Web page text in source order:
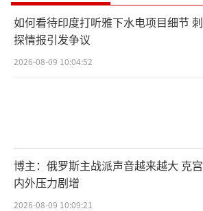
如何看待印度打听雅下水电项目细节 刺
探情报引发争议
2026-08-09 10:04:52
博主：俄罗斯主战派声音越来越大 克宫
内外压力剧增
2026-08-09 10:09:21